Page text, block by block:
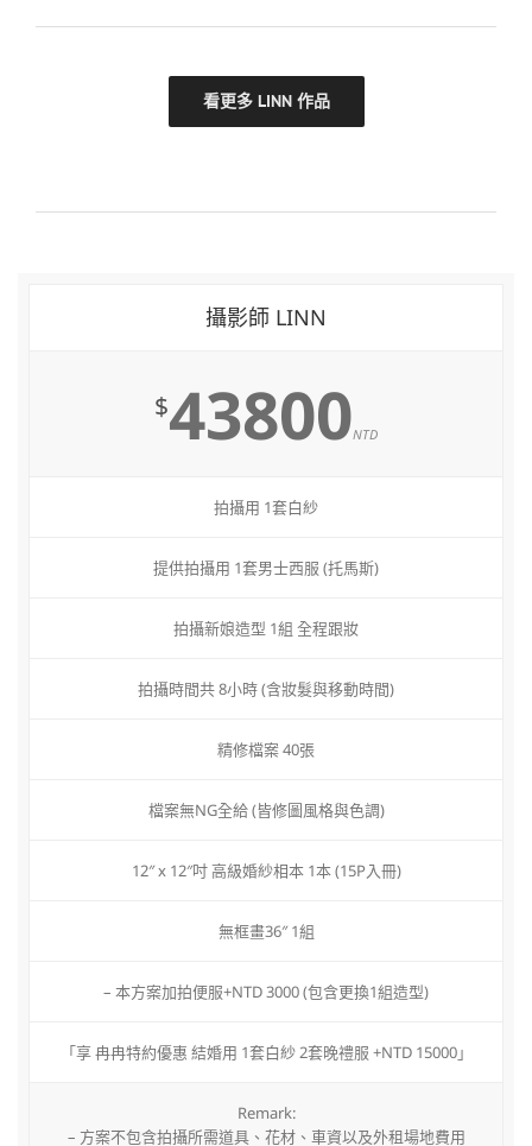
看更多 LINN 作品
攝影師 LINN
$43800NTD
拍攝用 1套白紗
提供拍攝用 1套男士西服 (托馬斯)
拍攝新娘造型 1組 全程跟妝
拍攝時間共 8小時 (含妝髮與移動時間)
精修檔案 40張
檔案無NG全給 (皆修圖風格與色調)
12″ x 12″吋 高級婚紗相本 1本 (15P入冊)
無框畫36″ 1組
– 本方案加拍便服+NTD 3000 (包含更換1組造型)
「享 冉冉特約優惠 結婚用 1套白紗 2套晚禮服 +NTD 15000」
Remark:
– 方案不包含拍攝所需道具、花材、車資以及外租場地費用